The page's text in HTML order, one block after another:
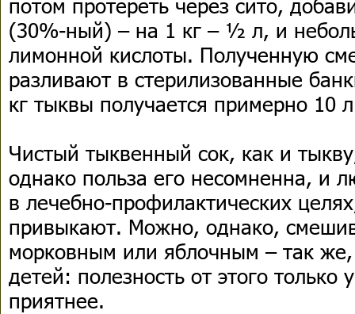
(30%-ный) – на 1 кг – ½ л, и
лимонной кислоты. Полученную
разливают в стерилизованные
кг тыквы получается примерно 10
Чистый тыквенный сок, как и
однако польза его несомненна, и
в лечебно-профилактических
привыкают. Можно, однако,
морковным или яблочным – так
детей: полезность от этого только
приятнее.